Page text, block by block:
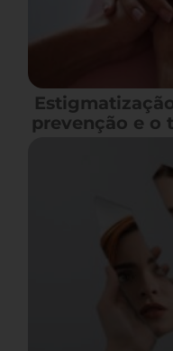
prevenção e o